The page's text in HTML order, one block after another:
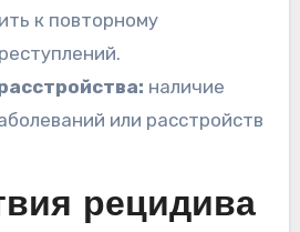
к повторному
наличие
или расстройств
рецидива